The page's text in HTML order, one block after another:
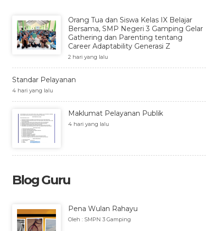
Orang Tua dan Siswa Kelas IX Belajar
Bersama, SMP Negeri 3 Gamping Gelar
Gathering dan Parenting tentang
Career Adaptability Generasi Z
2 hari yang lalu
Standar Pelayanan
4 hari yang lalu
Maklumat Pelayanan Publik
4 hari yang lalu
Blog Guru
Pena Wulan Rahayu
Oleh : SMPN 3 Gamping